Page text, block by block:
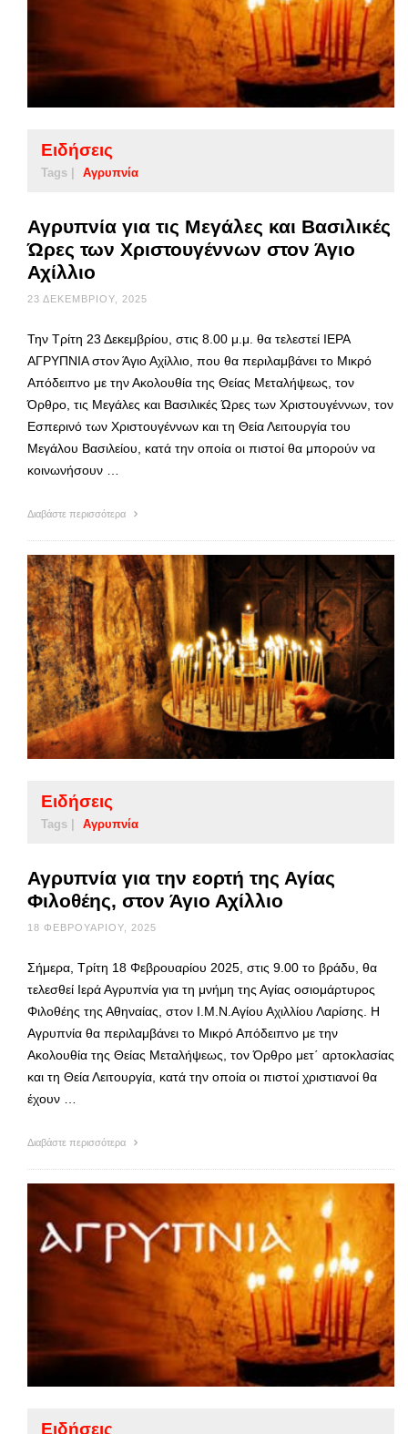
Ειδήσεις
Tags | Αγρυπνία
Αγρυπνία για τις Μεγάλες και Βασιλικές
Ώρες των Χριστουγέννων στον Άγιο
Αχίλλιο
23 ΔΕΚΕΜΒΡΊΟΥ, 2025
Την Τρίτη 23 Δεκεμβρίου, στις 8.00 μ.μ. θα τελεστεί ΙΕΡΑ
ΑΓΡΥΠΝΙΑ στον Άγιο Αχίλλιο, που θα περιλαμβάνει το Μικρό
Απόδειπνο με την Ακολουθία της Θείας Μεταλήψεως, τον
Όρθρο, τις Μεγάλες και Βασιλικές Ώρες των Χριστουγέννων, τον
Εσπερινό των Χριστουγέννων και τη Θεία Λειτουργία του
Μεγάλου Βασιλείου, κατά την οποία οι πιστοί θα μπορούν να
κοινωνήσουν …
Διαβάστε περισσότερα
Ειδήσεις
Tags | Αγρυπνία
Αγρυπνία για την εορτή της Αγίας
Φιλοθέης, στον Άγιο Αχίλλιο
18 ΦΕΒΡΟΥΑΡΊΟΥ, 2025
Σήμερα, Τρίτη 18 Φεβρουαρίου 2025, στις 9.00 το βράδυ, θα
τελεσθεί Ιερά Αγρυπνία για τη μνήμη της Αγίας οσιομάρτυρος
Φιλοθέης της Αθηναίας, στον Ι.Μ.Ν.Αγίου Αχιλλίου Λαρίσης. Η
Αγρυπνία θα περιλαμβάνει το Μικρό Απόδειπνο με την
Ακολουθία της Θείας Μεταλήψεως, τον Όρθρο μετ΄ αρτοκλασίας
και τη Θεία Λειτουργία, κατά την οποία οι πιστοί χριστιανοί θα
έχουν …
Διαβάστε περισσότερα
Ειδήσεις